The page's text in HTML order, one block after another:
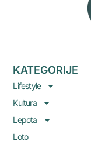
KATEGORIJE
Lifestyle
Kultura
Lepota
Loto